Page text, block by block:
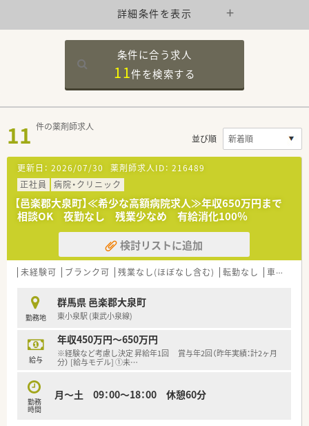
詳細条件を表示
条件に合う求人
11件を検索する
11 件の薬剤師求人
並び順
更新日： 2026/07/30 薬剤師求人ID： 216489
正社員
病院・クリニック
【邑楽郡大泉町】≪希少な高額病院求人≫年収650万円まで
相談OK 夜勤なし 残業少なめ 有給消化100％
検討リストに追加
未経験可 ブランク可 残業なし(ほぼなし含む) 転勤なし 車通勤可
勤務地
群馬県 邑楽郡大泉町
東小泉駅 (東武小泉線)
給与
年収450万円～650万円
※経験など考慮し決定 昇給年1回 賞与年2回（昨年実績：計2ヶ月
分） [給与モデル] ①未…
勤務
時間
月～土 09：00～18：00 休憩60分